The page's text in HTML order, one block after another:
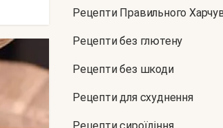
Рецепти Правильного
Рецепти без глютену
Рецепти без шкоди
Рецепти для схуднення